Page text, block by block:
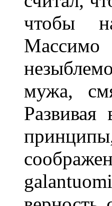
чтобы
мужа,